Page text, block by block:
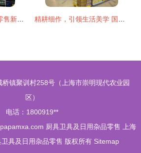
镇聚训村258号（上海市崇明现代农业园
区）
电话：1800919**
厨具卫具及日用杂品零售
上海
卫具及日用杂品零售 版权所有 Sitemap